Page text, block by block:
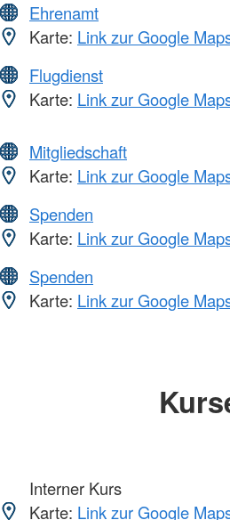
Ehrenamt
Karte: Link zur Google
Flugdienst
Karte: Link zur Google
Mitgliedschaft
Karte: Link zur Google
Spenden
Karte: Link zur Google
Spenden
Karte: Link zur Google
Interner Kurs
Karte: Link zur Google